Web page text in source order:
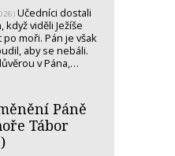
Učedníci dostali
když viděli Ježíše
po moři. Pán je však
aby se nebáli.
v Pána,…
Páně
Tábor